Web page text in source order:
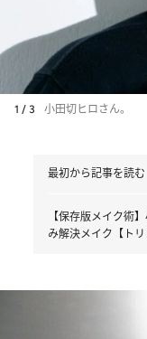
1 / 3 小田切ヒロさん。
最初から記事を読む
【保存版メイク術
み解決メイク【ト